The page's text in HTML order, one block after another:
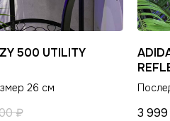
500 UTILITY
26 см
₽ 3 999